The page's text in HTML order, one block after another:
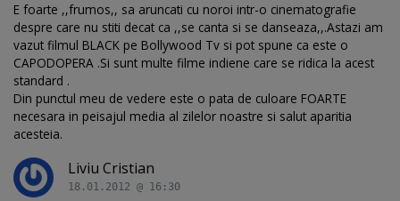
E foarte ,,frumos,, sa aruncati cu noroi intr-o cinematografie
despre care nu stiti decat ca ,,se canta si se danseaza,,.Astazi am
vazut filmul BLACK pe Bollywood Tv si pot spune ca este o
CAPODOPERA .Si sunt multe filme indiene care se ridica la acest
standard .
Din punctul meu de vedere este o pata de culoare FOARTE
necesara in peisajul media al zilelor noastre si salut aparitia
acesteia.
Liviu Cristian
18.01.2012 @ 16:30